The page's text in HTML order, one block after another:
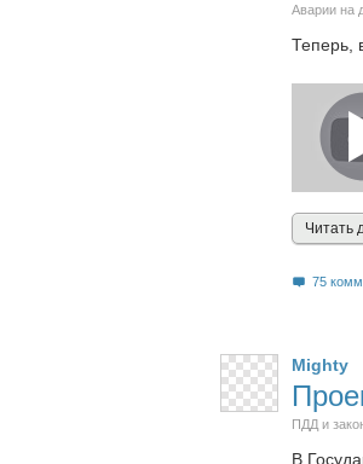
Аварии на
Теперь,
Читать
75
Mighty
ПДД и
В